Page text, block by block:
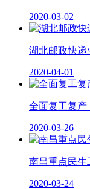
2020-03-02
湖北邮政快递
2020-04-01
全面复工复产
2020-03-26
南昌重点民生
2020-03-24